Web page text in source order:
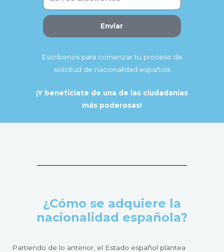
Enviar
Escríbenos para comenzar tu proceso de
solicitud de nacionalidad española
¡Y benefíciate de una de las ciudadanías
más poderosas!
¿Cómo se adquiere la
nacionalidad española?
Partiendo de lo anterior, el Estado español plantea